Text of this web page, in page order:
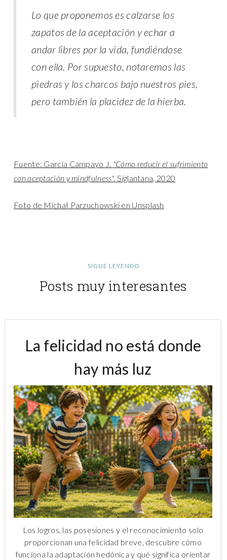
Lo que proponemos es calzarse los
zapatos de la aceptación y echar a
andar libres por la vida, fundiéndose
con ella. Por supuesto, notaremos las
piedras y los charcos bajo nuestros pies,
pero también la placidez de la hierba.
Fuente: García Campayo J. "Cómo reducir el sufrimiento
con aceptación y mindfulness". Siglantana, 2020
Foto de Michał Parzuchowski en Unsplash
SIGUE LEYENDO
Posts muy interesantes
La felicidad no está donde
hay más luz
Los logros, las posesiones y el reconocimiento solo
proporcionan una felicidad breve, descubre cómo
funciona la adaptación hedónica y qué significa orientar